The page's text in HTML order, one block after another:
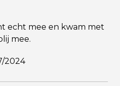
echt mee en kwam met
mee.
2024